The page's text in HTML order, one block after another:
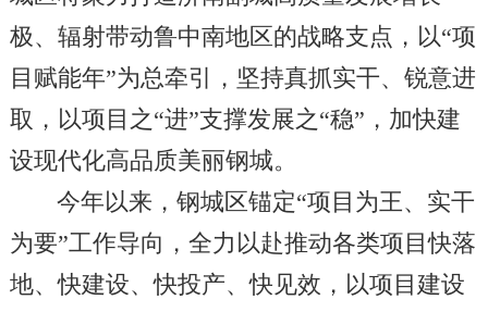
极、辐射带动鲁中南地区的战略支点，以“项
目赋能年”为总牵引，坚持真抓实干、锐意进
取，以项目之“进”支撑发展之“稳”，加快建
设现代化高品质美丽钢城。
今年以来，钢城区锚定“项目为王、实干
为要”工作导向，全力以赴推动各类项目快落
地、快建设、快投产、快见效，以项目建设